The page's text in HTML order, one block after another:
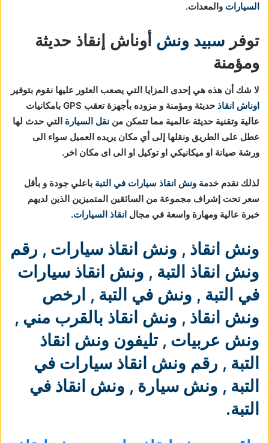
السيارات والمعدات.
توفر سبيد ونش أوناش إنقاذ حديثة
ومؤمنة
لا شك أن هذه هي إحدى المزايا التي يصعب العثور عليها نقوم بتوفير
اوناش انقاذ
حديثة ومؤمنة و مزوده بأجهزة تعقب GPS بامكانيات
عالية وتقنية حديثة عالمية مما تتمكن من نقل السيارة التي حدث لها
عطل على الطريق ونقلها إلى أي مكان يريده العميل سواء الى
ورشة صيانة او ميكانيكي او توكيل او الى اى مكان اخر.
لذلك نقدم خدمة ونش انقاذ سيارات في التبة باعلي جودة و بأقل
سعر تحت إشراف مجموعة من السائقين المتميزين الذين لديهم
خبرة عالية ومهارة واسعة في مجال انقاذ السيارات.
ونش انقاذ , ونش انقاذ سيارات , رقم
ونش انقاذ التبة , ونش انقاذ سيارات
في التبة , ونش في التبة , ارخص
ونش انقاذ , ونش انقاذ بالقرب مني ,
ونش عربيات , تليفون ونش انقاذ
التبة , رقم ونش انقاذ سيارات في
التبة , ونش سيارة , ونش انقاذ في
التبة.